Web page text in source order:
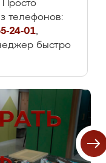
телефонов:
24-01,
быстро